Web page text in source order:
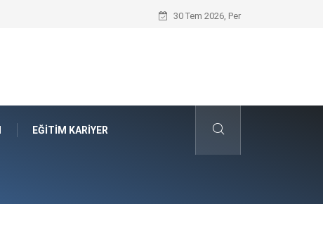
Language Schools Programları ile
30 Tem 2026, Per
EĞITIM KARIYER